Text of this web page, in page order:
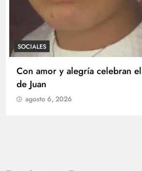
SOCIALES
Con amor y alegría celebran
de Juan
agosto 6, 2026